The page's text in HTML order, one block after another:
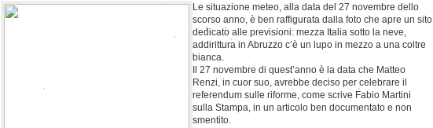
Le situazione meteo, alla data del 27 novembre dello
scorso anno, è ben raffigurata dalla foto che apre un sito
dedicato alle previsioni: mezza Italia sotto la neve,
addirittura in Abruzzo c’è un lupo in mezzo a una coltre
bianca.
Il 27 novembre di quest’anno è la data che Matteo
Renzi, in cuor suo, avrebbe deciso per celebrare il
referendum sulle riforme, come scrive Fabio Martini
sulla Stampa, in un articolo ben documentato e non
smentito.